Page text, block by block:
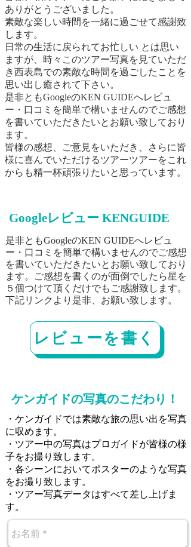
ありがとうございました。
素敵な楽しい時間を一緒に過ごせて感謝致
します。
日常の生活に戻られてお忙しい とは思い
ますが、時々このツアー写真を見ていただ
き西表島での素敵な時間を過ごしたことを
思い出し癒されて下さい。
​是非ともGoogleのKEN GUIDEへレビュ
ー・口コミを簡単で構いませんのでご感想
を書いていただきたいとお願い致しており
ます。
皆様の感想、ご意見をいただき、さらに皆
様に喜んでいただけるツアーツアーをこれ
からも精一杯頑張りたいと思っています。
Googleレビュー KENGUIDE
是非ともGoogleのKEN GUIDEへレビュ
ー・口コミを簡単で構いませんのでご感想
を書いていただきたいとお願い致しており
ます。
ご感想を書くのが面倒でしたら星を
５個つけて頂くだけでもご感謝致します。
下記リンクより是非、お願い致します。
レビューを書く
ケンガイドの写真のこだわり！
​・ケンガイドでは素敵な旅の思い出を写真
に収めます。
・ツアー中の写真はプロガイドが皆様の様
子をお撮り致します。
・各シーンにおいてポスターのような写真
をお撮り致します。
・ツアー写真データはすべて差し上げま
す。